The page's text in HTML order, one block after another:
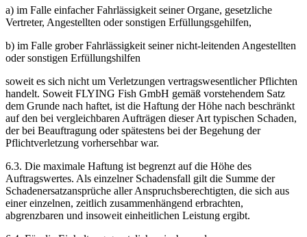
a) im Falle einfacher Fahrlässigkeit seiner Organe, gesetzliche
Vertreter, Angestellten oder sonstigen Erfüllungsgehilfen,
b) im Falle grober Fahrlässigkeit seiner nicht-leitenden Angestellten
oder sonstigen Erfüllungshilfen
soweit es sich nicht um Verletzungen vertragswesentlicher Pflichten
handelt. Soweit FLYING Fish GmbH gemäß vorstehendem Satz
dem Grunde nach haftet, ist die Haftung der Höhe nach beschränkt
auf den bei vergleichbaren Aufträgen dieser Art typischen Schaden,
der bei Beauftragung oder spätestens bei der Begehung der
Pflichtverletzung vorhersehbar war.
6.3. Die maximale Haftung ist begrenzt auf die Höhe des
Auftragswertes. Als einzelner Schadensfall gilt die Summe der
Schadenersatzansprüche aller Anspruchsberechtigten, die sich aus
einer einzelnen, zeitlich zusammenhängend erbrachten,
abgrenzbaren und insoweit einheitlichen Leistung ergibt.